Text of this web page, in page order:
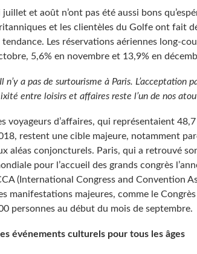
juillet et août n’ont pas été aussi bons
et les clientèles du Golfe ont fait
tendance. Les réservations aériennes long-
5,6% en novembre et 13,9% en
Il n’y a pas de surtourisme à Paris. L’acceptation
entre loisirs et affaires reste l’un de nos
voyageurs d’affaires, qui représentaient
restent une cible majeure, notamment
aléas conjoncturels. Paris, qui a retrouvé
pour l’accueil des grands congrès
(International Congress and Convention
manifestations majeures, comme le
personnes au début du mois de septembre.
événements culturels pour tous les âges